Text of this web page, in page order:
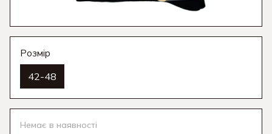
Розмір
42-48
Немає в наявності